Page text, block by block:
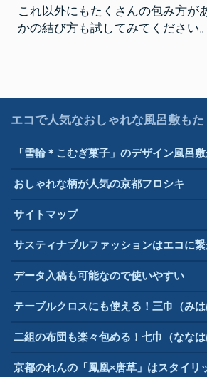
これ以外にもたくさんの包み方が
かの結び方も試してみてください。
エコで人気なおしゃれな風呂敷もた
「雪輪＊こむぎ菓子」のデザイン風呂
おしゃれな柄が人気の京都フロシキ
サイトマップ
サスティナブルファッションはエコに
データ入稿も可能なので使いやすい
テーブルクロスにも使える！三巾（み
二組の布団も楽々包める！七巾（なな
京都のれんの「鳳凰×唐草」はスタイリ